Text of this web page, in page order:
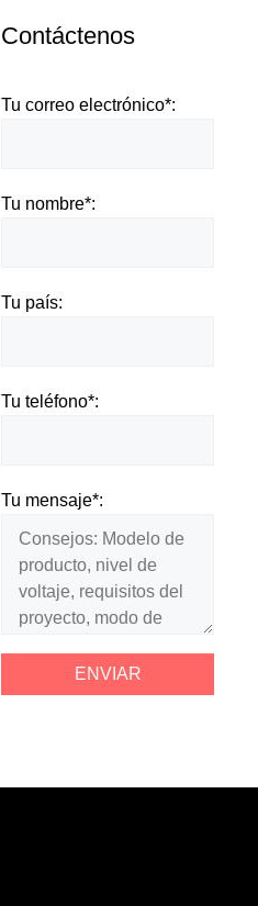
Contáctenos
Tu correo electrónico*:
Tu nombre*:
Tu país:
Tu teléfono*:
Tu mensaje*: